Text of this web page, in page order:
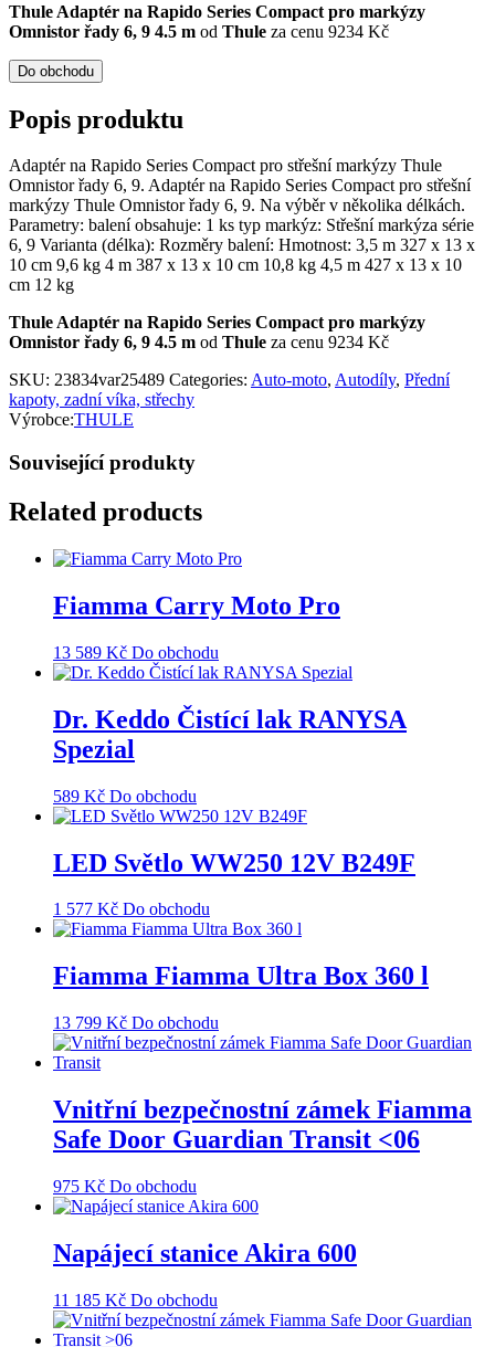
Thule Adaptér na Rapido Series Compact pro markýzy
Omnistor řady 6, 9 4.5 m od Thule za cenu 9234 Kč
Do obchodu
Popis produktu
Adaptér na Rapido Series Compact pro střešní markýzy Thule
Omnistor řady 6, 9. Adaptér na Rapido Series Compact pro střešní
markýzy Thule Omnistor řady 6, 9. Na výběr v několika délkách.
Parametry: balení obsahuje: 1 ks typ markýz: Střešní markýza série
6, 9 Varianta (délka): Rozměry balení: Hmotnost: 3,5 m 327 x 13 x
10 cm 9,6 kg 4 m 387 x 13 x 10 cm 10,8 kg 4,5 m 427 x 13 x 10
cm 12 kg
Thule Adaptér na Rapido Series Compact pro markýzy
Omnistor řady 6, 9 4.5 m od Thule za cenu 9234 Kč
SKU: 23834var25489 Categories: Auto-moto, Autodíly, Přední
kapoty, zadní víka, střechy
Výrobce:THULE
Související produkty
Related products
Fiamma Carry Moto Pro
13 589 Kč Do obchodu
Dr. Keddo Čistící lak RANYSA
Spezial
589 Kč Do obchodu
LED Světlo WW250 12V B249F
1 577 Kč Do obchodu
Fiamma Fiamma Ultra Box 360 l
13 799 Kč Do obchodu
Vnitřní bezpečnostní zámek Fiamma
Safe Door Guardian Transit <06
975 Kč Do obchodu
Napájecí stanice Akira 600
11 185 Kč Do obchodu